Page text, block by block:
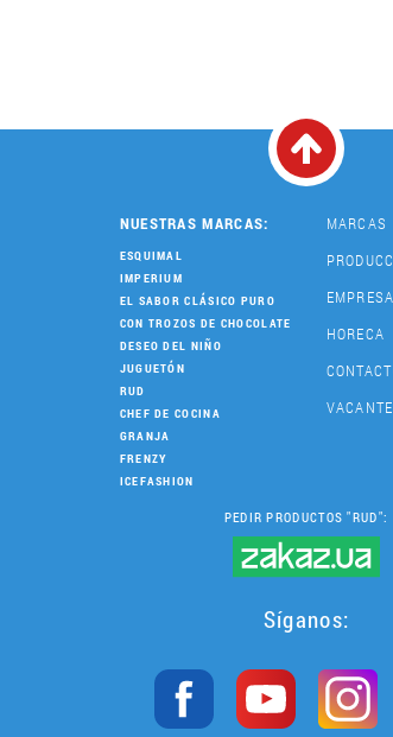
NUESTRAS MARCAS:
ESQUIMAL
IMPERIUM
EL SABOR CLÁSICO PURO
CON TROZOS DE CHOCOLATE
DESEO DEL NIÑO
JUGUETÓN
RUD
CHEF DE COCINA
GRANJA
FRENZY
ICEFASHION
MARCAS
EMPRESA
HORECA
PEDIR PRODUCTOS "RUD":
Síganos: